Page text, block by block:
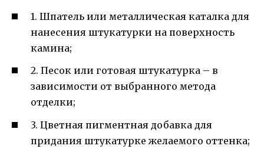
1. Шпатель или металлическая каталка для
нанесения штукатурки на поверхность
камина;
2. Песок или готовая штукатурка – в
зависимости от выбранного метода
отделки;
3. Цветная пигментная добавка для
придания штукатурке желаемого оттенка;